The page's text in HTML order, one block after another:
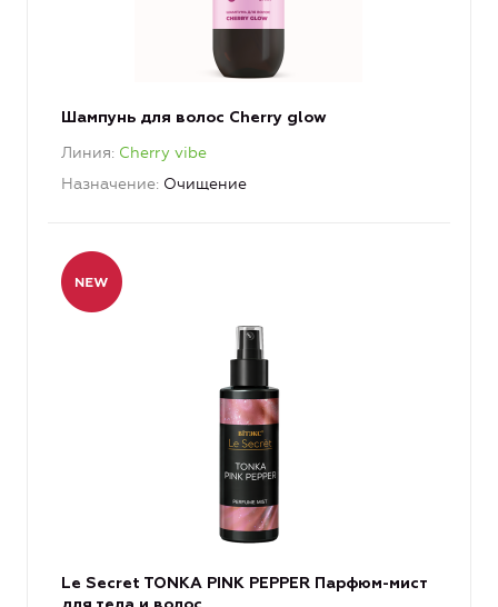
Шампунь для волос Cherry glow
Линия Cherry vibe
Назначение Очищение
Le Secret TONKA PINK PEPPER Парфюм-мист